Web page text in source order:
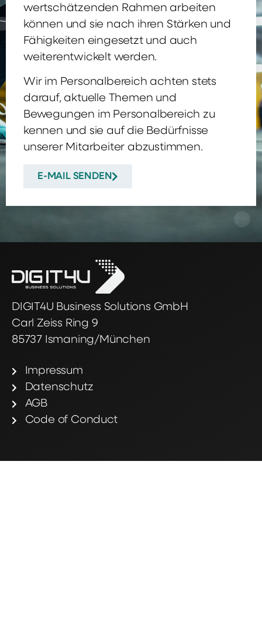
wertschätzenden Rahmen arbeiten
können und sie nach ihren Stärken und
Fähigkeiten eingesetzt und auch
weiterentwickelt werden.
Wir im Personalbereich achten stets
darauf, aktuelle Themen und
Bewegungen im Personalbereich zu
kennen und sie auf die Bedürfnisse
unserer Mitarbeiter abzustimmen.
E-MAIL SENDEN
DIGIT4U Business Solutions GmbH
Carl Zeiss Ring 9
85737 Ismaning/München
Impressum
Datenschutz
AGB
Code of Conduct